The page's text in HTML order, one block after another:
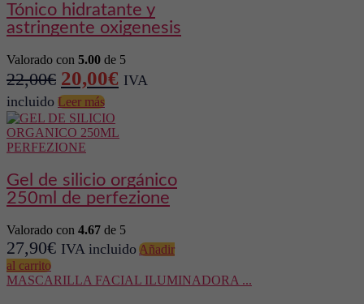
39,90€.34,90€.
tónico hidratante y
astringente oxigenesis
Valorado con 5.00 de 5
22,00€ El
precio
original
era:
20,00€ El
es:
IVA
incluido Leer más
gel de silicio orgánico
250ml de perfezione
Valorado con 4.67 de 5
27,90€ IVA incluidoAñadir
al carrito
MASCARILLA FACIAL ILUMINADORA ...